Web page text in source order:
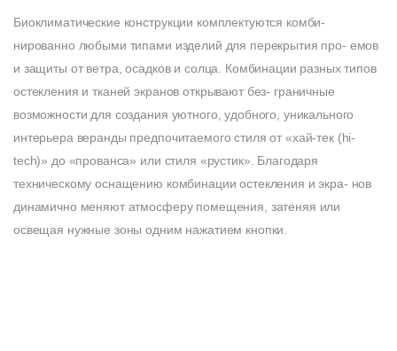
Биоклиматические конструкции комплектуются комби-
нированно любыми типами изделий для перекрытия про- емов
и защиты от ветра, осадков и солца. Комбинации разных типов
остекления и тканей экранов открывают без- граничные
возможности для создания уютного, удобного, уникального
интерьера веранды предпочитаемого стиля от «хай-тек (hi-
tech)» до «прованса» или стиля «рустик». Благодаря
техническому оснащению комбинации остекления и экра- нов
динамично меняют атмосферу помещения, затеняя или
освещая нужные зоны одним нажатием кнопки.